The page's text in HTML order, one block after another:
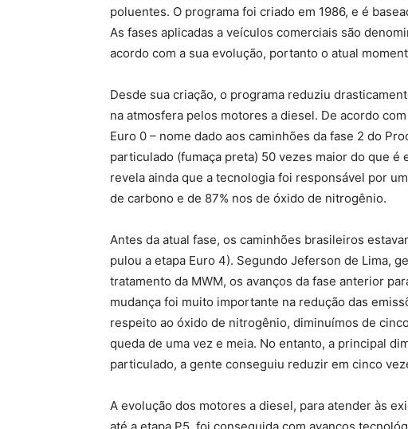
poluentes. O programa foi criado em 1986, e é
As fases aplicadas a veículos comerciais são
acordo com a sua evolução, portanto o atual
Desde sua criação, o programa reduziu
na atmosfera pelos motores a diesel. De acordo
Euro 0 – nome dado aos caminhões da fase 2 do
particulado (fumaça preta) 50 vezes maior do que é
revela ainda que a tecnologia foi responsável por
de carbono e de 87% nos de óxido de nitrogênio.
Antes da atual fase, os caminhões brasileiros
pulou a etapa Euro 4). Segundo Jeferson de Lima,
tratamento da MWM, os avanços da fase anterior
mudança foi muito importante na redução das
respeito ao óxido de nitrogênio, diminuímos de
queda de uma vez e meia. No entanto, a principal
particulado, a gente conseguiu reduzir em cinco
A evolução dos motores a diesel, para atender às